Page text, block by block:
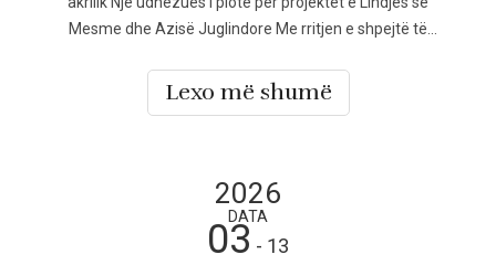
Mesme dhe Azisë Juglindore Me rritjen e shpejtë të
dhe infrastrukturës turistike në të gjithë Lindjen e Mesme
dhe Azinë Juglindore, Inxhinieria e Akuariumit Akrilik ka
Lexo më shumë
2026
DATA
03 - 13